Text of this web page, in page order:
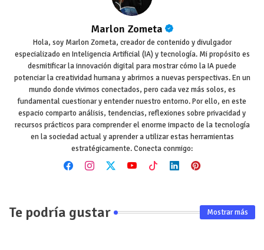
Marlon Zometa
Hola, soy Marlon Zometa, creador de contenido y divulgador
especializado en Inteligencia Artificial (IA) y tecnología. Mi propósito es
desmitificar la innovación digital para mostrar cómo la IA puede
potenciar la creatividad humana y abrirnos a nuevas perspectivas. En un
mundo donde vivimos conectados, pero cada vez más solos, es
fundamental cuestionar y entender nuestro entorno. Por ello, en este
espacio comparto análisis, tendencias, reflexiones sobre privacidad y
recursos prácticos para comprender el enorme impacto de la tecnología
en la sociedad actual y aprender a utilizar estas herramientas
estratégicamente. Conecta conmigo:
Te podría gustar Mostrar más